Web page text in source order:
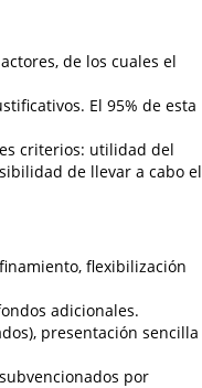
de los cuales el
El 95% de esta
criterios: utilidad del
de llevar a cabo el
flexibilización
adicionales.
presentación sencilla
por